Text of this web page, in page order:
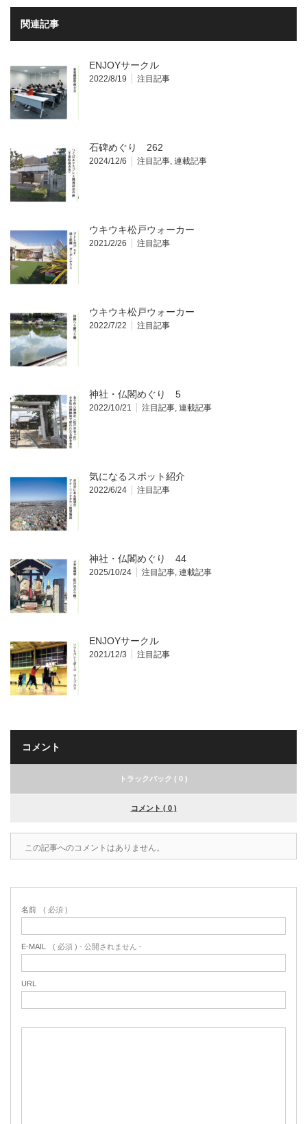
関連記事
ENJOYサークル
2022/8/19 注目記事
石碑めぐり 262
2024/12/6 注目記事, 連載記事
ウキウキ松戸ウォーカー
2021/2/26 注目記事
ウキウキ松戸ウォーカー
2022/7/22 注目記事
神社・仏閣めぐり 5
2022/10/21 注目記事, 連載記事
気になるスポット紹介
2022/6/24 注目記事
神社・仏閣めぐり 44
2025/10/24 注目記事, 連載記事
ENJOYサークル
2021/12/3 注目記事
コメント
トラックバック ( 0 )
コメント ( 0 )
この記事へのコメントはありません。
名前 ( 必須 )
E-MAIL ( 必須 ) - 公開されません -
URL